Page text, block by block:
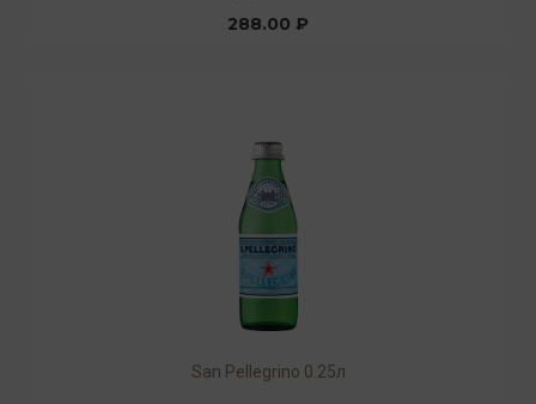
288.00 ₽
San Pellegrino 0.25л